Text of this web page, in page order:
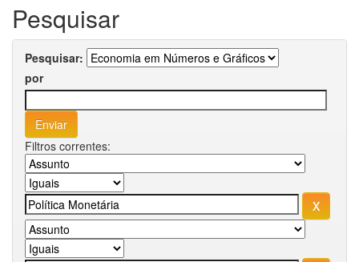
Pesquisar
Pesquisar:
por
Filtros correntes: